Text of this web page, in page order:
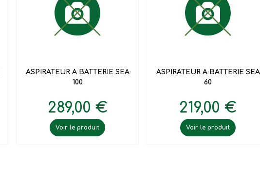
ASPIRATEUR A BATTERIE SEA
100
289,00 €
Voir le produit
ASPIRATEUR A BATTERIE SEA
60
219,00 €
Voir le produit